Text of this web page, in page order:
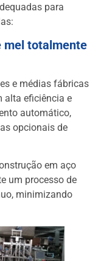
para
mel totalmente
e médias fábricas
alta eficiência e
automático,
opcionais de
em aço
um processo de
minimizando